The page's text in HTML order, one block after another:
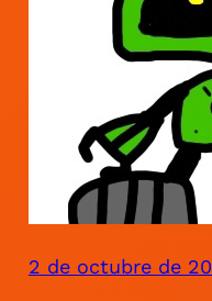
2 de octubre de